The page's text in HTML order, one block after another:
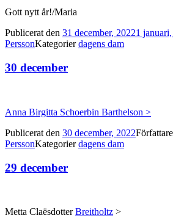
Gott nytt år!/Maria
Publicerat den 31 december, 20221
PerssonKategorier dagens dam
30 december
Anna Birgitta Schoerbin Barthelson >
Publicerat den 30 december, 2022Författare
PerssonKategorier dagens dam
29 december
Metta ClaësdotterBreitholtz >